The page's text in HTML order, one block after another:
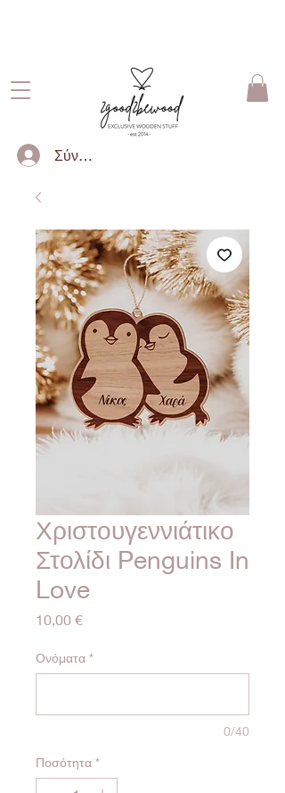
Σύνδεση
Χριστουγεννιάτικο
Στολίδι Penguins In
Love
10,00 €Τιμή
Ονόματα *
0/40
Ποσότητα *